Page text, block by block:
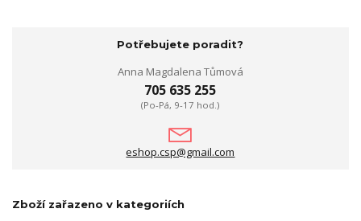
Potřebujete poradit?
Anna Magdalena Tůmová
705 635 255
(Po-Pá, 9-17 hod.)
eshop.csp@gmail.com
Zboží zařazeno v kategoriích